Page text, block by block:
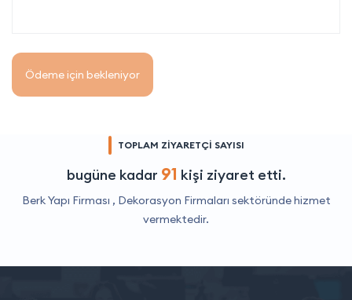
Ödeme için bekleniyor
TOPLAM ZİYARETÇİ SAYISI
bugüne kadar 91 kişi ziyaret etti.
Berk Yapı Firması , Dekorasyon Firmaları sektöründe hizmet
vermektedir.